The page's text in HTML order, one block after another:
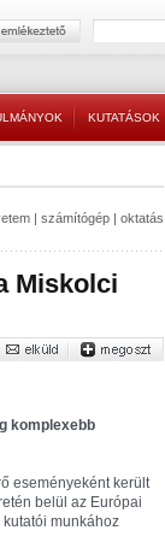
KUTATÁSOK
| számítógép | oktatás
Miskolci
komplexebb
eseményeként került
belül az Európai
munkához